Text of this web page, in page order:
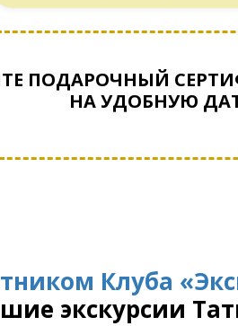
ПОДАРОЧНЫЙ
НА УДОБНУЮ
Клуба
экскурсии